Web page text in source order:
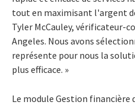
tout en maximisant l'argent
Tyler McCauley, vérificateur-
Angeles. Nous avons
représente pour nous la
plus efficace. »
Le module Gestion financière